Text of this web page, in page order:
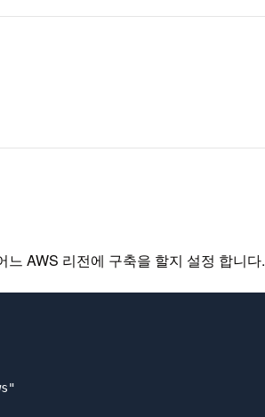
AWS 리전에 구축을 할지 설정 합니다.